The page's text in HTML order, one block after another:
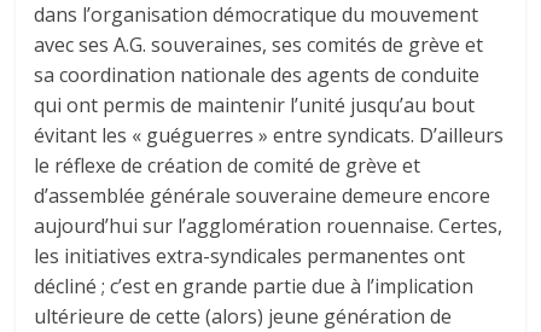
dans l’organisation démocratique du mouvement
avec ses A.G. souveraines, ses comités de grève et
sa coordination nationale des agents de conduite
qui ont permis de maintenir l’unité jusqu’au bout
évitant les « guéguerres » entre syndicats. D’ailleurs
le réflexe de création de comité de grève et
d’assemblée générale souveraine demeure encore
aujourd’hui sur l’agglomération rouennaise. Certes,
les initiatives extra-syndicales permanentes ont
décliné ; c’est en grande partie due à l’implication
ultérieure de cette (alors) jeune génération de